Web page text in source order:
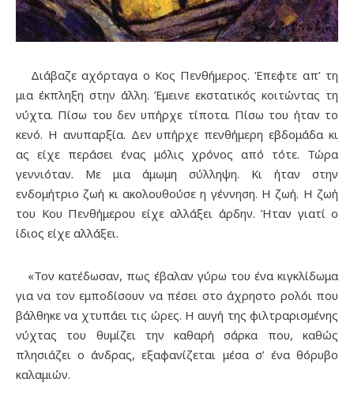
Διάβαζε αχόρταγα ο Κος Πενθήμερος. Έπεφτε απ’ τη
μια έκπληξη στην άλλη. Έμεινε εκστατικός κοιτώντας τη
νύχτα. Πίσω του δεν υπήρχε τίποτα. Πίσω του ήταν το
κενό. Η ανυπαρξία. Δεν υπήρχε πενθήμερη εβδομάδα κι
ας είχε περάσει ένας μόλις χρόνος από τότε. Τώρα
γεννιόταν. Με μια άμωμη σύλληψη. Κι ήταν στην
ενδομήτριο ζωή κι ακολουθούσε η γέννηση. Η ζωή. Η ζωή
του Κου Πενθήμερου είχε αλλάξει άρδην. Ήταν γιατί ο
ίδιος είχε αλλάξει.
«Τον κατέδωσαν, πως έβαλαν γύρω του ένα κιγκλίδωμα
για να τον εμποδίσουν να πέσει στο άχρηστο ρολόι που
βάλθηκε να χτυπάει τις ώρες. Η αυγή της φιλτραρισμένης
νύχτας του θυμίζει την καθαρή σάρκα που, καθώς
πλησιάζει ο άνδρας, εξαφανίζεται μέσα σ’ ένα θόρυβο
καλαμιών.